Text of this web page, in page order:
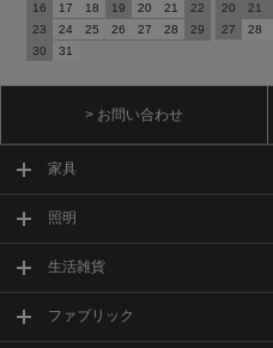
16
17 18 19 20 21
22
23
24 25 26 27 28
29
30
31
20
21
27
28
> お問い合わせ
家具
照明
生活雑貨
ファブリック